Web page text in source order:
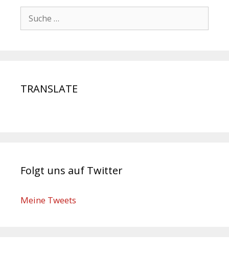
TRANSLATE
Folgt uns auf Twitter
Meine Tweets